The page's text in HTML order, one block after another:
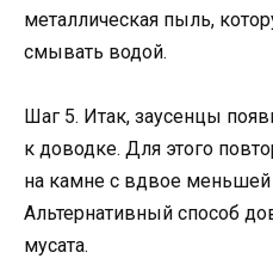
металлическая пыль,
смывать водой.
Шаг 5. Итак, заусенцы
к доводке. Для этого
на камне с вдвое меньшей
Альтернативный способ
мусата.